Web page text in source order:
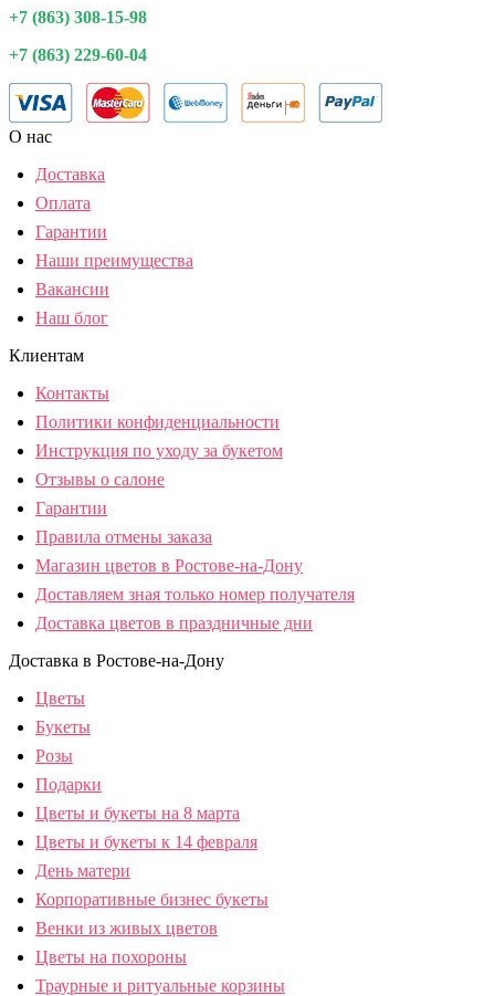
+7 (863) 308-15-98
+7 (863) 229-60-04
О нас
Доставка
Оплата
Гарантии
Наши преимущества
Вакансии
Наш блог
Клиентам
Контакты
Политики конфиденциальности
Инструкция по уходу за букетом
Отзывы о салоне
Гарантии
Правила отмены заказа
Магазин цветов в Ростове-на-Дону
Доставляем зная только номер получателя
Доставка цветов в праздничные дни
Доставка в Ростове-на-Дону
Цветы
Букеты
Розы
Подарки
Цветы и букеты на 8 марта
Цветы и букеты к 14 февраля
День матери
Корпоративные бизнес букеты
Венки из живых цветов
Цветы на похороны
Траурные и ритуальные корзины